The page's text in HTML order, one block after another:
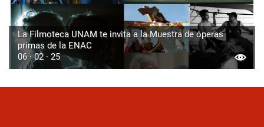
La Filmoteca UNAM te invita a la Muestra de óperas
primas de la ENAC
06 · 02 · 25